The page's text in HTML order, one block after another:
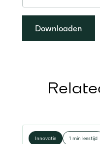
Downloaden
Innovatie 1 min leestijd